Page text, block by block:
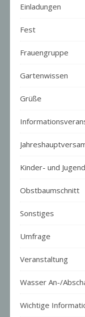
Einladungen
Fest
Frauengruppe
Gartenwissen
Grüße
Kinder- und
Obstbaumschnitt
Sonstiges
Umfrage
Veranstaltung
Wasser An-/
Wichtige